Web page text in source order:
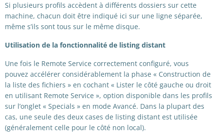
Si plusieurs profils accèdent à différents dossiers sur cette
machine, chacun doit être indiqué ici sur une ligne séparée,
même s’ils sont tous sur le même disque.
Utilisation de la fonctionnalité de listing distant
Une fois le Remote Service correctement configuré, vous
pouvez accélérer considérablement la phase « Construction de
la liste des fichiers » en cochant « Lister le côté gauche ou droit
en utilisant Remote Service », option disponible dans les profils
sur l’onglet « Specials » en mode Avancé. Dans la plupart des
cas, une seule des deux cases de listing distant est utilisée
(généralement celle pour le côté non local).